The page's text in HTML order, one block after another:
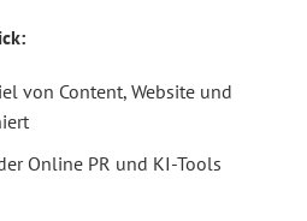
von Content, Website und
Online PR und KI-Tools